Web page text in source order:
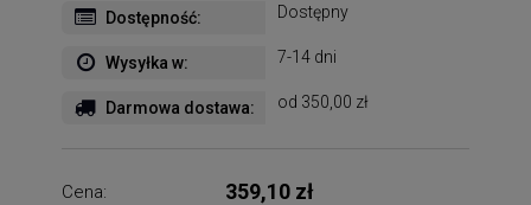
Dostępność: Dostępny
Wysyłka w: 7-14 dni
Darmowa dostawa: od 350,00 zł
Cena: 359,10 zł